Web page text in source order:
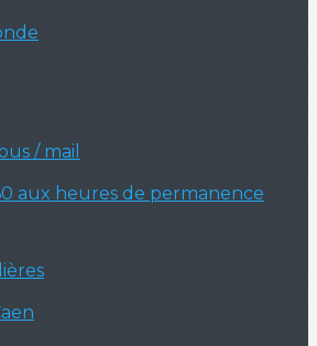
/ mail
aux heures de permanence